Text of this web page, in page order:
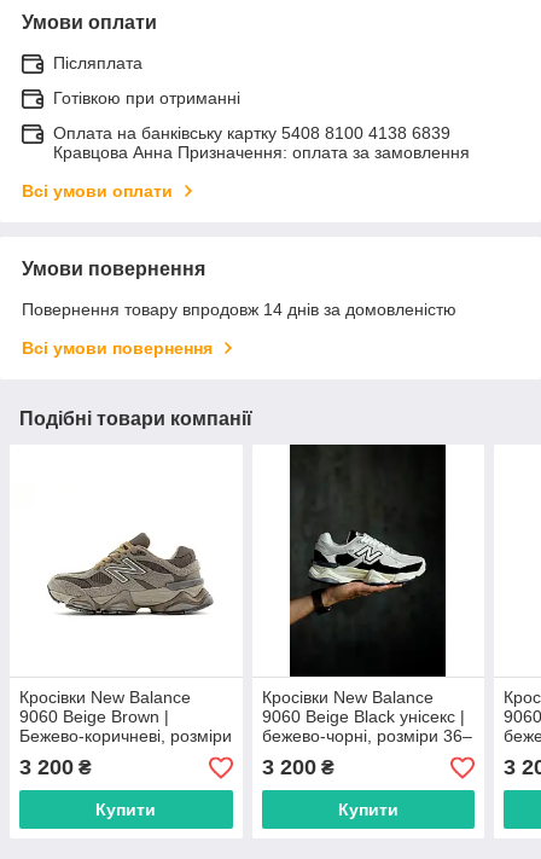
Умови оплати
Післяплата
Готівкою при отриманні
Оплата на банківську картку 5408 8100 4138 6839
Кравцова Анна Призначення: оплата за замовлення
Всі умови оплати
Умови повернення
Повернення товару впродовж 14 днів за домовленістю
Всі умови повернення
Подібні товари компанії
Кросівки New Balance
9060 Beige Brown |
Бежево-коричневі, розміри
36–45 унісекс
3 200 ₴
Купити
Кросівки New Balance
9060 Beige Black унісекс |
бежево-чорні, розміри 36–
45
3 200₴
Купити
3